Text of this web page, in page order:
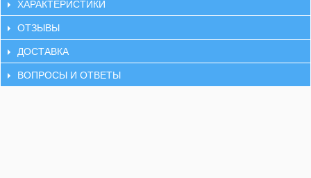
ХАРАКТЕРИСТИКИ
ОТЗЫВЫ
ДОСТАВКА
ВОПРОСЫ И ОТВЕТЫ